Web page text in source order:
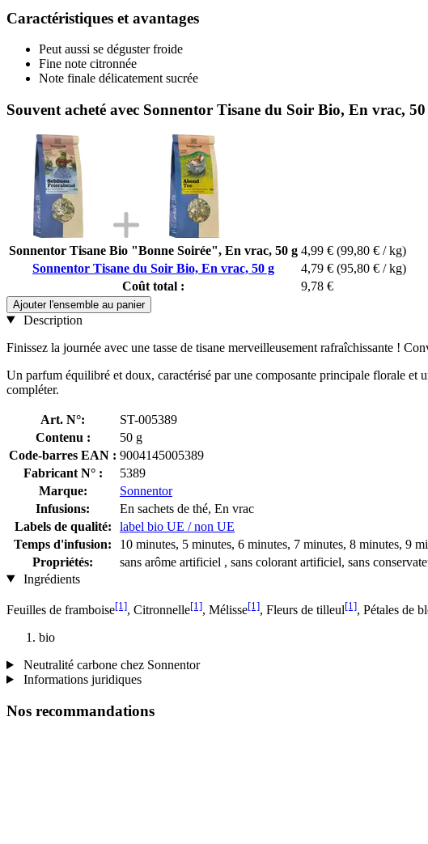
Caractéristiques et avantages
Peut aussi se déguster froide
Fine note citronnée
Note finale délicatement sucrée
Souvent acheté avec Sonnentor Tisane du Soir Bio, En vrac, 50
Sonnentor Tisane Bio "Bonne Soirée", En vrac, 50 g 4,99 € (99,80 € / kg)
Sonnentor Tisane du Soir Bio, En vrac, 50 g
4,79 € (95,80 € / kg)
Coût total :
9,78 €
Ajouter l'ensemble au panier
Description
Finissez la journée avec une tasse de tisane merveilleusement rafraîchissante !
Un parfum équilibré et doux, caractérisé par une composante principale florale et
compléter.
Art. N°:
ST-005389
Contenu :
50 g
Code-barres EAN : 9004145005389
Fabricant N° :
5389
Marque:
Sonnentor
Infusions:
En sachets de thé, En vrac
Labels de qualité:
label bio UE / non UE
Temps d'infusion:
10 minutes, 5 minutes, 6 minutes, 7 minutes, 8 minutes, 9
Propriétés:
sans arôme artificiel , sans colorant artificiel, sans
Ingrédients
Feuilles de framboise[1], Citronnelle[1], Mélisse[1], Fleurs de tilleul[1], Pétales de
bio
Neutralité carbone chez Sonnentor
Informations juridiques
Nos recommandations